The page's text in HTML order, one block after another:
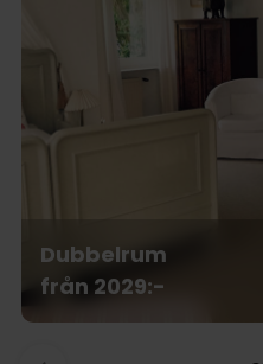
Dubbelrum
från 2029:-